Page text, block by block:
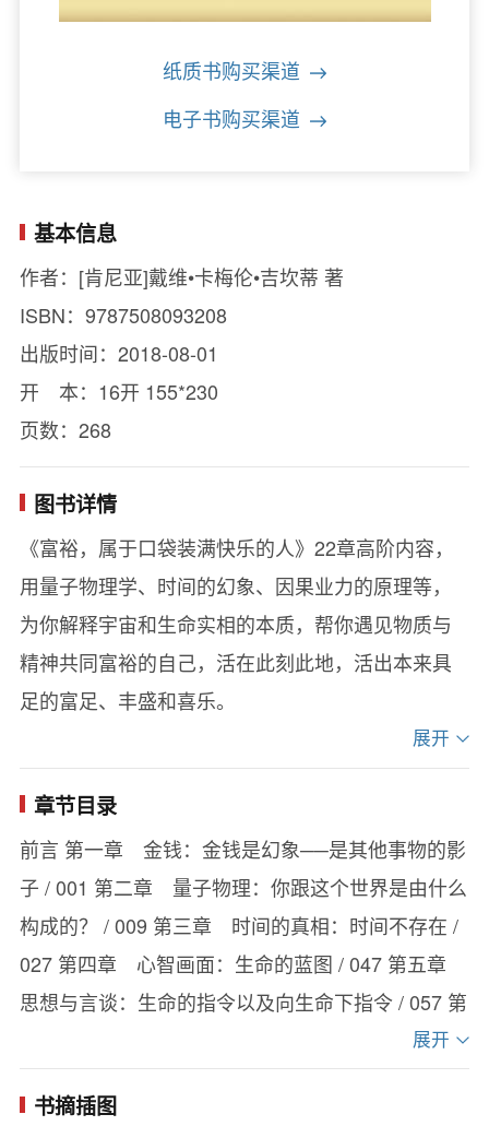
纸质书购买渠道
电子书购买渠道
基本信息
作者：[肯尼亚]戴维•卡梅伦•吉坎蒂 著
ISBN：9787508093208
出版时间：2018-08-01
开 本：16开 155*230
页数：268
图书详情
《富裕，属于口袋装满快乐的人》22章高阶内容，
用量子物理学、时间的幻象、因果业力的原理等，
为你解释宇宙和生命实相的本质，帮你遇见物质与
精神共同富裕的自己，活在此刻此地，活出本来具
足的富足、丰盛和喜乐。
展开
章节目录
前言 第一章 金钱：金钱是幻象──是其他事物的影
子 / 001 第二章 量子物理：你跟这个世界是由什么
构成的？ / 009 第三章 时间的真相：时间不存在 /
027 第四章 心智画面：生命的蓝图 / 047 第五章
思想与言谈：生命的指令以及向生命下指令 / 057 第
六章 目标：通往富裕以及抵达富裕后的路线图 /
075 第七章 存在状态：第一起因──太初 / 093 第
八章 行动：接收的管道 / 103 第九章 笃定：最强
展开
书摘插图